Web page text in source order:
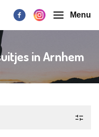
Menu
in Arnhem